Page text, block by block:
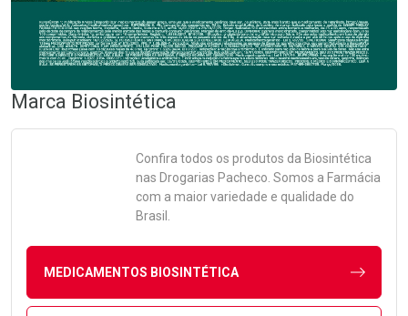
Marca Biosintética
Confira todos os produtos da Biosintética
nas Drogarias Pacheco. Somos a Farmácia
com a maior variedade e qualidade do
Brasil.
MEDICAMENTOS BIOSINTÉTICA